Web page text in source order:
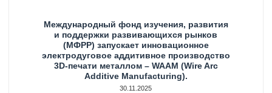
Международный фонд изучения, развития
и поддержки развивающихся рынков
(МФРР) запускает инновационное
электродуговое аддитивное производство
3D-печати металлом – WAAM (Wire Arc
Additive Manufacturing).
30.11.2025